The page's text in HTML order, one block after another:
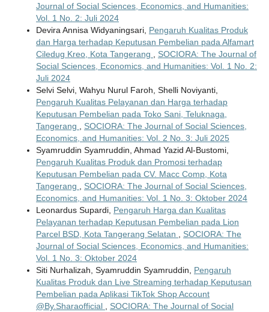
Journal of Social Sciences, Economics, and Humanities:
Vol. 1 No. 2: Juli 2024
Devira Annisa Widyaningsari, Pengaruh Kualitas Produk
dan Harga terhadap Keputusan Pembelian pada Alfamart
Ciledug Kreo, Kota Tangerang , SOCIORA: The Journal of
Social Sciences, Economics, and Humanities: Vol. 1 No. 2:
Juli 2024
Selvi Selvi, Wahyu Nurul Faroh, Shelli Noviyanti,
Pengaruh Kualitas Pelayanan dan Harga terhadap
Keputusan Pembelian pada Toko Sani, Teluknaga,
Tangerang , SOCIORA: The Journal of Social Sciences,
Economics, and Humanities: Vol. 2 No. 3: Juli 2025
Syamruddin Syamruddin, Ahmad Yazid Al-Bustomi,
Pengaruh Kualitas Produk dan Promosi terhadap
Keputusan Pembelian pada CV. Macc Comp, Kota
Tangerang , SOCIORA: The Journal of Social Sciences,
Economics, and Humanities: Vol. 1 No. 3: Oktober 2024
Leonardus Supardi, Pengaruh Harga dan Kualitas
Pelayanan terhadap Keputusan Pembelian pada Lion
Parcel BSD, Kota Tangerang Selatan , SOCIORA: The
Journal of Social Sciences, Economics, and Humanities:
Vol. 1 No. 3: Oktober 2024
Siti Nurhalizah, Syamruddin Syamruddin, Pengaruh
Kualitas Produk dan Live Streaming terhadap Keputusan
Pembelian pada Aplikasi TikTok Shop Account
@By.Sharaofficial , SOCIORA: The Journal of Social